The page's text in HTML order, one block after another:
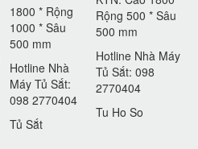
1800 * Rộng
1000 * Sâu
500 mm
Hotline Nhà
Máy Tủ Sắt:
098 2770404
Tủ Sắt
Rộng 500 * Sâu
500 mm
Hotline Nhà Máy
Tủ Sắt: 098
2770404
Tu Ho So